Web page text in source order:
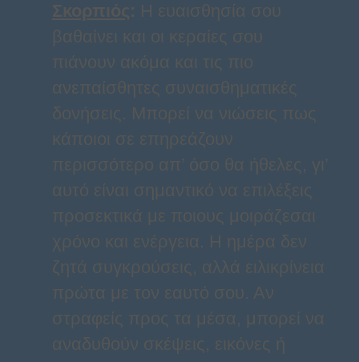
Σκορπιός: Η ευαισθησία σου
βαθαίνει και οι κεραίες σου
πιάνουν ακόμα και τις πιο
ανεπαίσθητες συναισθηματικές
δονήσεις. Μπορεί να νιώσεις πως
κάποιοι σε επηρεάζουν
περισσότερο απ’ όσο θα ήθελες, γι’
αυτό είναι σημαντικό να επιλέξεις
προσεκτικά με ποιους μοιράζεσαι
χρόνο και ενέργεια. Η ημέρα δεν
ζητά συγκρούσεις, αλλά ειλικρίνεια
πρώτα με τον εαυτό σου. Αν
στραφείς προς τα μέσα, μπορεί να
αναδυθούν σκέψεις, εικόνες ή